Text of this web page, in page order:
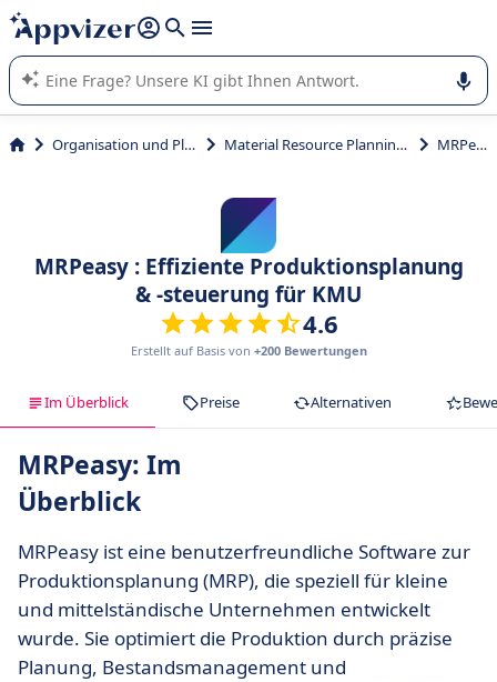
beantworten (mehrere Zeilen mit
Die KI von Appvizer führt Sie bei der Nutzung oder Auswahl
von SaaS-Software in Unternehmen.
Organisation und Planung Material Resource Planning (MRP) MRPeasy
MRPeasy : Effiziente Produktionsplanung
& -steuerung für KMU
4.6
Erstellt auf Basis von +200 Bewertungen
Im Überblick Preise Alternativen
MRPeasy: Im
Überblick
MRPeasy ist eine benutzerfreundliche Software zur
Produktionsplanung (MRP), die speziell für kleine
und mittelständische Unternehmen entwickelt
wurde. Sie optimiert die Produktion durch präzise
Planung, Bestandsmanagement und